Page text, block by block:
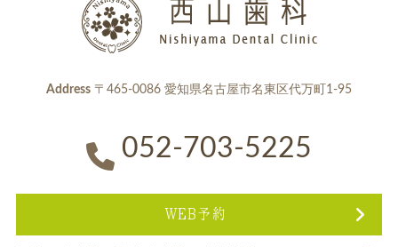
Address 〒465-0086 愛知県名古屋市名東区代万町1-95
052-703-5225
WEB予約